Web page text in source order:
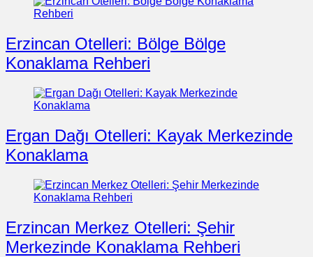
Erzincan Otelleri: Bölge Bölge
Konaklama Rehberi
Ergan Dağı Otelleri: Kayak Merkezinde
Konaklama
Erzincan Merkez Otelleri: Şehir
Merkezinde Konaklama Rehberi